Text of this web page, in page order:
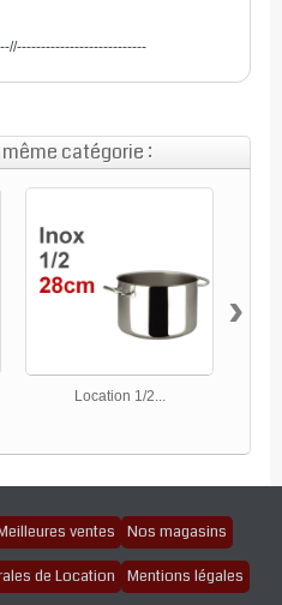
catégorie :
Location 1/2...
›
ventes Nos magasins
de Location Mentions légales